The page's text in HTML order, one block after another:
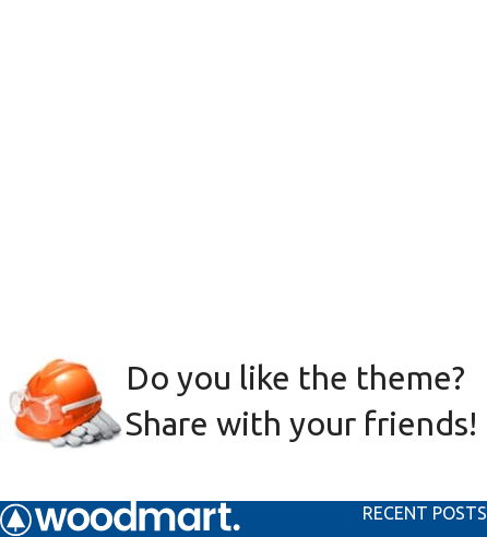
Do you like the theme?
Share with your friends!
RECENT POSTS